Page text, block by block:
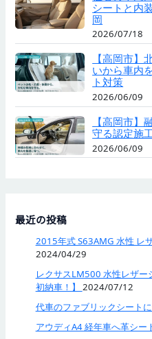
シートと内
岡
2026/07/18
【高岡市】
いから車内
ト対策
2026/06/09
【高岡市】
守る認定施
2026/06/09
最近の投稿
2015年式 S63AMG 水性 レ
2024/04/29
レクサスLM500 水性レザ
初納車！】 2024/07/12
代車のファブリックシート
アウディA4 経年車へ革シー